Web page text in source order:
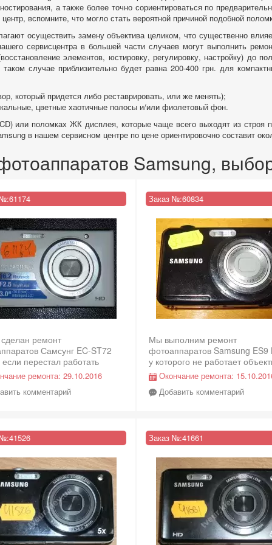
а также более точно сориентироваться по
вспомните, что могло стать вероятной причиной подобной
осуществить замену объектива целиком, что существенно
сервисцентра в большей части случаев могут выполнить
элементов, юстировку, регулировку, настройку) до
случае приблизительно будет равна 200-400 грн. для
который придется либо реставрировать, или же менять);
цветные хаотичные полосы и/или фиолетовый фон.
или поломках ЖК дисплея, которые чаще всего выходят из строя
в нашем сервисном центре по цене ориентировочно составит
Samsung,
61174
ремонт
Самсунг EC-ST72
перестал работать
ремонта: 29.10.2016
комментарий
Заказ №:60834
Мы выполним ремонт
фотоаппаратов Samsung ES9
у которого не работает
Окончание ремонта:
Добавить комментарий
41526 Заказ №:41661